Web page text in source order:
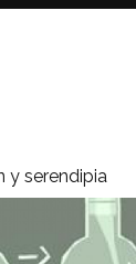
y serendipia